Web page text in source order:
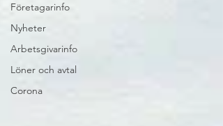
Företagarinfo
Nyheter
Arbetsgivarinfo
Löner och avtal
Corona